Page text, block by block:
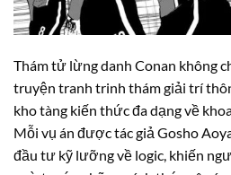
Thám tử lừng danh Conan không
truyện tranh trinh thám giải trí
kho tàng kiến thức đa dạng về
Mỗi vụ án được tác giả Gosho
đầu tư kỹ lưỡng về logic, khiến